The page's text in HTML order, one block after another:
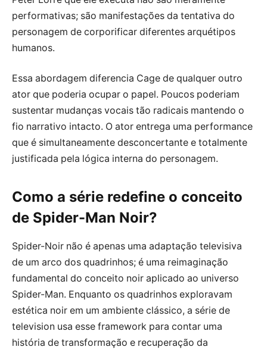
performativas; são manifestações da tentativa do
personagem de corporificar diferentes arquétipos
humanos.
Essa abordagem diferencia Cage de qualquer outro
ator que poderia ocupar o papel. Poucos poderiam
sustentar mudanças vocais tão radicais mantendo o
fio narrativo intacto. O ator entrega uma performance
que é simultaneamente desconcertante e totalmente
justificada pela lógica interna do personagem.
Como a série redefine o conceito
de Spider-Man Noir?
Spider-Noir não é apenas uma adaptação televisiva
de um arco dos quadrinhos; é uma reimaginação
fundamental do conceito noir aplicado ao universo
Spider-Man. Enquanto os quadrinhos exploravam
estética noir em um ambiente clássico, a série de
television usa esse framework para contar uma
história de transformação e recuperação da